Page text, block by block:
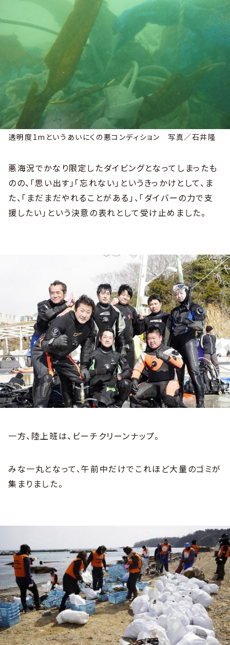
透明度1mというあいにくの悪コンディション 写真／石井隆
悪海況でかなり限定したダイビングとなってしまったも
のの、「思い出す」「忘れない」というきっかけとして、ま
た、「まだまだやれることがある」、「ダイバーの力で支
援したい」という決意の表れとして受け止めました。
一方、陸上班は、ビーチクリーンナップ。
みな一丸となって、午前中だけでこれほど大量のゴミが
集まりました。